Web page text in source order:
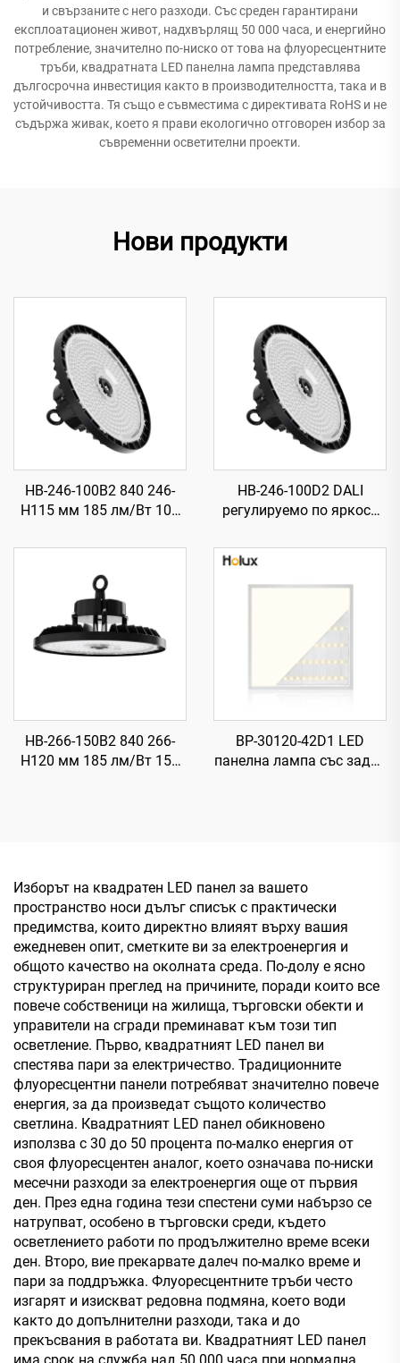
и свързаните с него разходи. Със среден гарантирани
експлоатационен живот, надхвърлящ 50 000 часа, и енергийно
потребление, значително по-ниско от това на флуоресцентните
тръби, квадратната LED панелна лампа представлява
дългосрочна инвестиция както в производителността, така и в
устойчивостта. Тя също е съвместима с директивата RoHS и не
съдържа живак, което я прави екологично отговорен избор за
съвременни осветителни проекти.
Нови продукти
HB-246-100B2 840 246-
H115 мм 185 лм/Вт 100
високомонтажно
HB-246-100D2 DALI
регулируемо по яркост
Вт 100 Вт 18500 лм UFO
LED високомонтажно
осветление
HB-266-150B2 840 266-
H120 мм 185 лм/Вт 150
BP-30120-42D1 LED
панелна лампа със задна
Изборът на квадратен LED панел за вашето
пространство носи дълъг списък с практически
предимства, които директно влияят върху вашия
ежедневен опит, сметките ви за електроенергия и
общото качество на околната среда. По-долу е ясно
структуриран преглед на причините, поради които все
повече собственици на жилища, търговски обекти и
управители на сгради преминават към този тип
осветление. Първо, квадратният LED панел ви
спестява пари за електричество. Традиционните
флуоресцентни панели потребяват значително повече
енергия, за да произведат същото количество
светлина. Квадратният LED панел обикновено
използва с 30 до 50 процента по-малко енергия от
своя флуоресцентен аналог, което означава по-ниски
месечни разходи за електроенергия още от първия
ден. През една година тези спестени суми набързо се
натрупват, особено в търговски среди, където
осветлението работи по продължително време всеки
ден. Второ, вие прекарвате далеч по-малко време и
пари за поддръжка. Флуоресцентните тръби често
изгарят и изискват редовна подмяна, което води
както до допълнителни разходи, така и до
прекъсвания в работата ви. Квадратният LED панел